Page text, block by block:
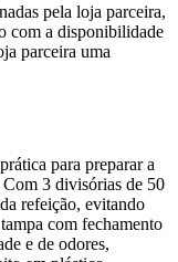
pela loja parceira,
com a disponibilidade
parceira uma
para preparar a
3 divisórias de 50
refeição, evitando
com fechamento
e de odores,